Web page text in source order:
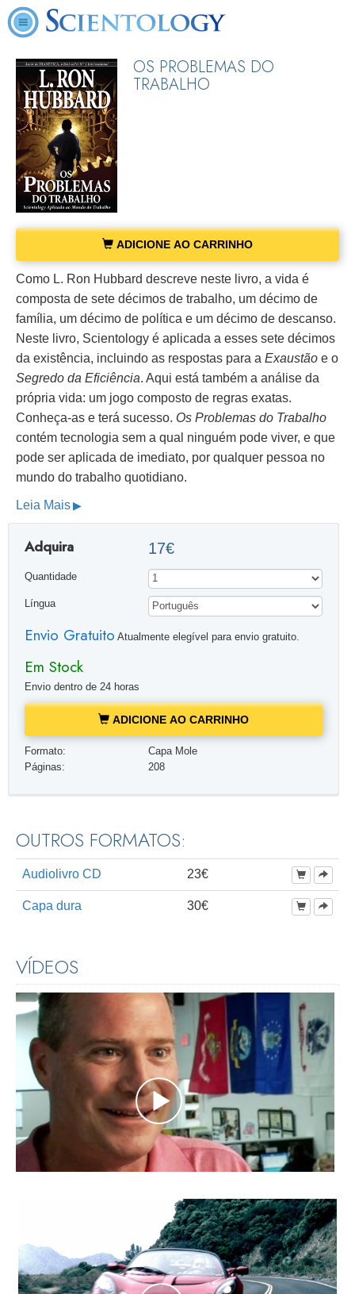
OS PROBLEMAS DO
TRABALHO
ADICIONE AO CARRINHO
Como L. Ron Hubbard descreve neste livro, a vida é
composta de sete décimos de trabalho, um décimo de
família, um décimo de política e um décimo de descanso.
Neste livro, Scientology é aplicada a esses sete décimos
da existência, incluindo as respostas para a Exaustão e o
Segredo da Eficiência. Aqui está também a análise da
própria vida: um jogo composto de regras exatas.
Conheça-as e terá sucesso. Os Problemas do Trabalho
contém tecnologia sem a qual ninguém pode viver, e que
pode ser aplicada de imediato, por qualquer pessoa no
mundo do trabalho quotidiano.
Leia Mais
Adquira 17€
Quantidade
Língua
Envio Gratuito Atualmente elegível para envio gratuito.
Em Stock
Envio dentro de 24 horas
ADICIONE AO CARRINHO
Formato:
Capa Mole
Páginas:
208
OUTROS FORMATOS:
Audiolivro CD 23€
Capa dura 30€
VÍDEOS